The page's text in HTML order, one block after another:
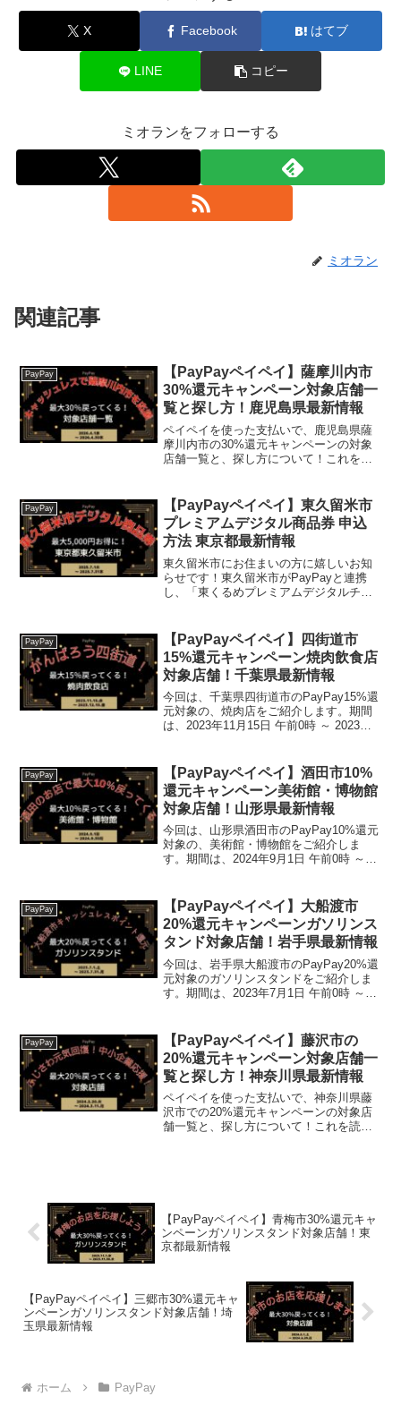
X Facebook はてブ
LINE コピー
ミオランをフォローする
ミオラン
関連記事
PayPay
【PayPayペイペイ】薩摩川内市
30%還元キャンペーン対象店舗一
覧と探し方！鹿児島県最新情報
ペイペイを使った支払いで、鹿児島県薩
摩川内市の30%還元キャンペーンの対象
店舗一覧と、探し方について！これを読
う！」の、対象店舗と探し方がわかりま
す。ギフト専用【楽天...
PayPay
【PayPayペイペイ】東久留米市
プレミアムデジタル商品券 申込
方法 東京都最新情報
東久留米市にお住まいの方に嬉しいお知
らせです！東久留米市がPayPayと連携
し、「東くるめプレミアムデジタルチケ
る、とってもお得な企画ですよ！東くる
めプレミア...
PayPay
【PayPayペイペイ】四街道市
15%還元キャンペーン焼肉飲食店
対象店舗！千葉県最新情報
今回は、千葉県四街道市のPayPay15%還
元対象の、焼肉店をご紹介します。期間
は、2023年11月15日 午前0時 ～ 2023年
で予約OK！最大10...
PayPay
【PayPayペイペイ】酒田市10%
還元キャンペーン美術館・博物館
対象店舗！山形県最新情報
今回は、山形県酒田市のPayPay10%還元
対象の、美術館・博物館をご紹介しま
す。期間は、2024年9月1日 午前0時 ～
ネットで予約OK！最大10...
PayPay
【PayPayペイペイ】大船渡市
20%還元キャンペーンガソリンス
タンド対象店舗！岩手県最新情報
今回は、岩手県大船渡市のPayPay20%還
元対象のガソリンスタンドをご紹介しま
す。期間は、2023年7月1日 午前0時 ～
(短縮になりまし...
PayPay
【PayPayペイペイ】藤沢市の
20%還元キャンペーン対象店舗一
覧と探し方！神奈川県最新情報
ペイペイを使った支払いで、神奈川県藤
沢市での20%還元キャンペーンの対象店
舗一覧と、探し方について！これを読め
【PayPayペイペイ】青梅市30%還元キャ
ンペーンガソリンスタンド対象店舗！東
京都最新情報
【PayPayペイペイ】三郷市30%還元キャ
ンペーンガソリンスタンド対象店舗！埼
玉県最新情報
ホーム PayPay